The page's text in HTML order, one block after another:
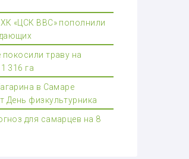
«ЦСК ВВС» пополнили
траву на
316 га
в Самаре
День физкультурника
для самарцев на 8